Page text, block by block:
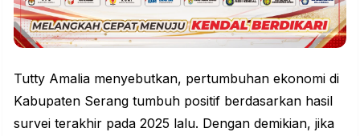
Tutty Amalia menyebutkan, pertumbuhan ekonomi di
Kabupaten Serang tumbuh positif berdasarkan hasil
survei terakhir pada 2025 lalu. Dengan demikian, jika